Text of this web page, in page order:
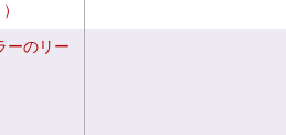
ーのリー